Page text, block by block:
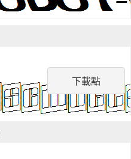
下載點